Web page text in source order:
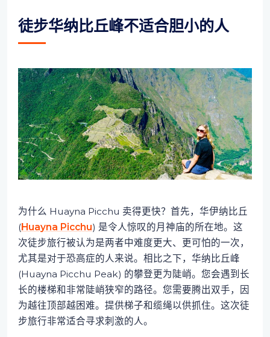
徒步华纳比丘峰不适合胆小的人
为什么 Huayna Picchu 卖得更快？首先，华伊纳比丘
(Huayna Picchu) 是令人惊叹的月神庙的所在地。这
次徒步旅行被认为是两者中难度更大、更可怕的一次，
尤其是对于恐高症的人来说。相比之下，华纳比丘峰
(Huayna Picchu Peak) 的攀登更为陡峭。您会遇到长
长的楼梯和非常陡峭狭窄的路径。您需要腾出双手，因
为越往顶部越困难。提供梯子和缆绳以供抓住。这次徒
步旅行非常适合寻求刺激的人。